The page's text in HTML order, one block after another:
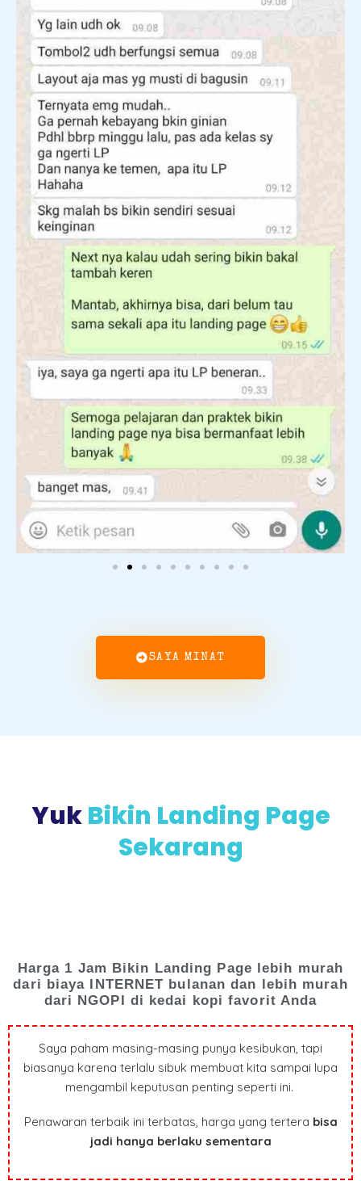
SAYA MINAT
YukBikin Landing Page
Sekarang
Harga 1 Jam Bikin Landing Page lebih murah
dari biaya INTERNET bulanan dan lebih murah
dari NGOPI di kedai kopi favorit Anda
Saya paham masing-masing punya kesibukan, tapi
biasanya karena terlalu sibuk membuat kita sampai lupa
mengambil keputusan penting seperti ini.
Penawaran terbaik ini terbatas, harga yang tertera bisa
jadi hanya berlaku sementara